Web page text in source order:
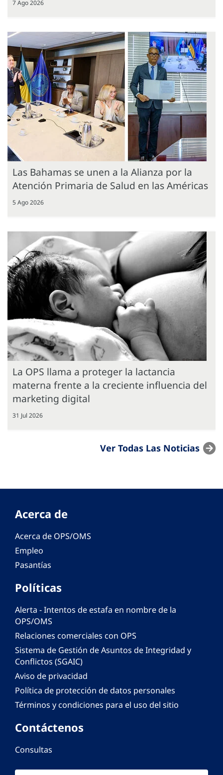
7 Ago 2026
Las Bahamas se unen a la Alianza por la
Atención Primaria de Salud en las Américas
5 Ago 2026
La OPS llama a proteger la lactancia
materna frente a la creciente influencia del
marketing digital
31 Jul 2026
Ver Todas Las Noticias
Acerca de
Acerca de OPS/OMS
Empleo
Pasantías
Políticas
Alerta - Intentos de estafa en nombre de la
OPS/OMS
Relaciones comerciales con OPS
Sistema de Gestión de Asuntos de Integridad y
Conflictos (SGAIC)
Aviso de privacidad
Política de protección de datos personales
Términos y condiciones para el uso del sitio
Contáctenos
Consultas